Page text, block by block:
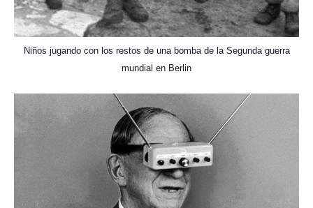
Niños jugando con los restos de una bomba de la Segunda guerra
mundial en Berlin